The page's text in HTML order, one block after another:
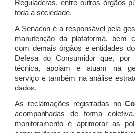
Reguladoras, entre outros órgãos
toda a sociedade.
A Senacon é a responsável pela
manutenção da plataforma, bem
com demais órgãos e entidades
Defesa do Consumidor que, por
técnica, apoiam e atuam na
serviço e também na análise
dados.
As reclamações registradas no
acompanhadas de forma
monitoramento é aprimorar as